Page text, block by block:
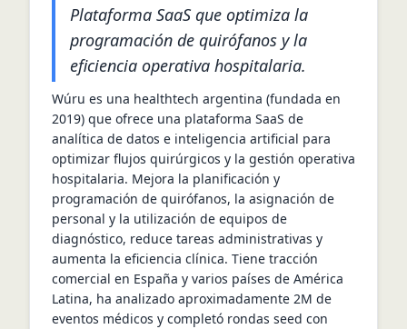
Plataforma SaaS que optimiza la
programación de quirófanos y la
eficiencia operativa hospitalaria.
Wúru es una healthtech argentina (fundada en
2019) que ofrece una plataforma SaaS de
analítica de datos e inteligencia artificial para
optimizar flujos quirúrgicos y la gestión operativa
hospitalaria. Mejora la planificación y
programación de quirófanos, la asignación de
personal y la utilización de equipos de
diagnóstico, reduce tareas administrativas y
aumenta la eficiencia clínica. Tiene tracción
comercial en España y varios países de América
Latina, ha analizado aproximadamente 2M de
eventos médicos y completó rondas seed con